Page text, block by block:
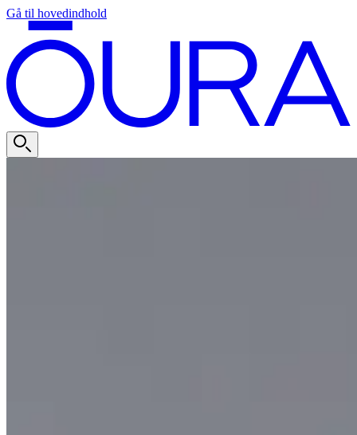
Gå til hovedindhold